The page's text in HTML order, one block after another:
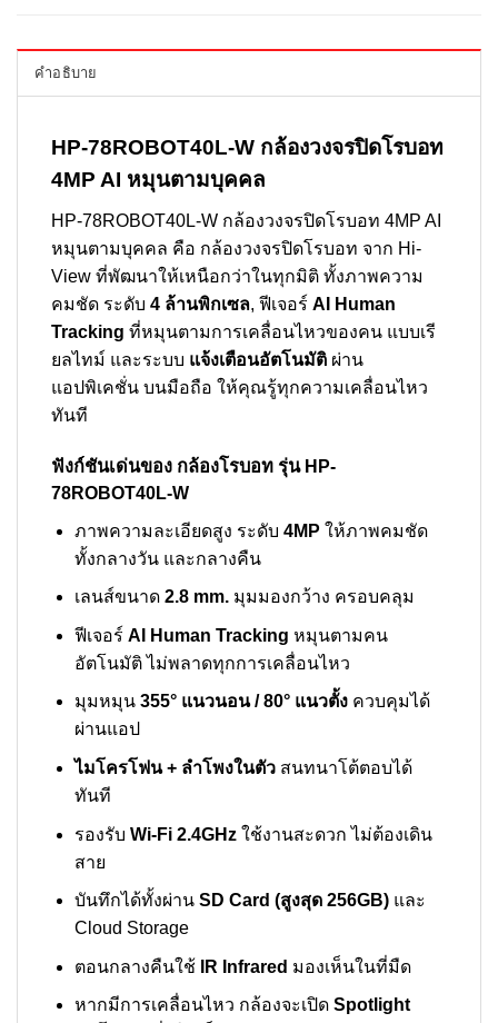
คำอธิบาย
HP-78ROBOT40L-W กล้องวงจรปิดโรบอท
4MP AI หมุนตามบุคคล
HP-78ROBOT40L-W กล้องวงจรปิดโรบอท 4MP AI
หมุนตามบุคคล คือ กล้องวงจรปิดโรบอท จาก Hi-
View ที่พัฒนาให้เหนือกว่าในทุกมิติ ทั้งภาพความ
คมชัด ระดับ 4 ล้านพิกเซล, ฟีเจอร์ AI Human
Tracking ที่หมุนตามการเคลื่อนไหวของคน แบบเรี
ยลไทม์ และระบบ แจ้งเตือนอัตโนมัติ ผ่าน
แอปพิเคชั่น บนมือถือ ให้คุณรู้ทุกความเคลื่อนไหว
ทันที
ฟังก์ชันเด่นของ กล้องโรบอท รุ่น HP-
78ROBOT40L-W
ภาพความละเอียดสูง ระดับ 4MP ให้ภาพคมชัด
ทั้งกลางวัน และกลางคืน
เลนส์ขนาด 2.8 mm.มุมมองกว้าง ครอบคลุม
ฟีเจอร์ AI Human Tracking หมุนตามคน
อัตโนมัติ ไม่พลาดทุกการเคลื่อนไหว
มุมหมุน 355° แนวนอน / 80° แนวตั้งควบคุมได้
ผ่านแอป
ไมโครโฟน + ลำโพงในตัวสนทนาโต้ตอบได้
ทันที
รองรับ Wi-Fi 2.4GHzใช้งานสะดวก ไม่ต้องเดิน
สาย
บันทึกได้ทั้งผ่าน SD Card (สูงสุด 256GB)และ
Cloud Storage
ตอนกลางคืนใช้ IR Infrared มองเห็นในที่มืด
หากมีการเคลื่อนไหว กล้องจะเปิด Spotlight